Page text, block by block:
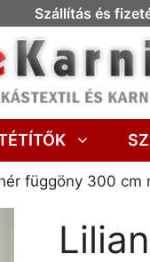
Szállítás és
függöny 300 cm